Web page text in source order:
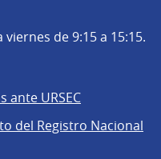
viernes de 9:15 a 15:15.
ante URSEC
del Registro Nacional